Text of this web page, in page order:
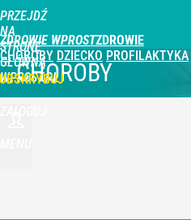
PRZEJDŹ
NA
STRONĘ
GŁÓWNĄ
WPROST.PL
ZDROWIE WPROST
CHOROBY DZIECKO PROFILAKTYKA
CHOROBY